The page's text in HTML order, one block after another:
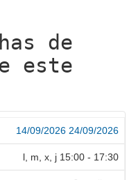
de
este
14/09/2026 24/09/2026
l, m, x, j 15:00 - 17:30